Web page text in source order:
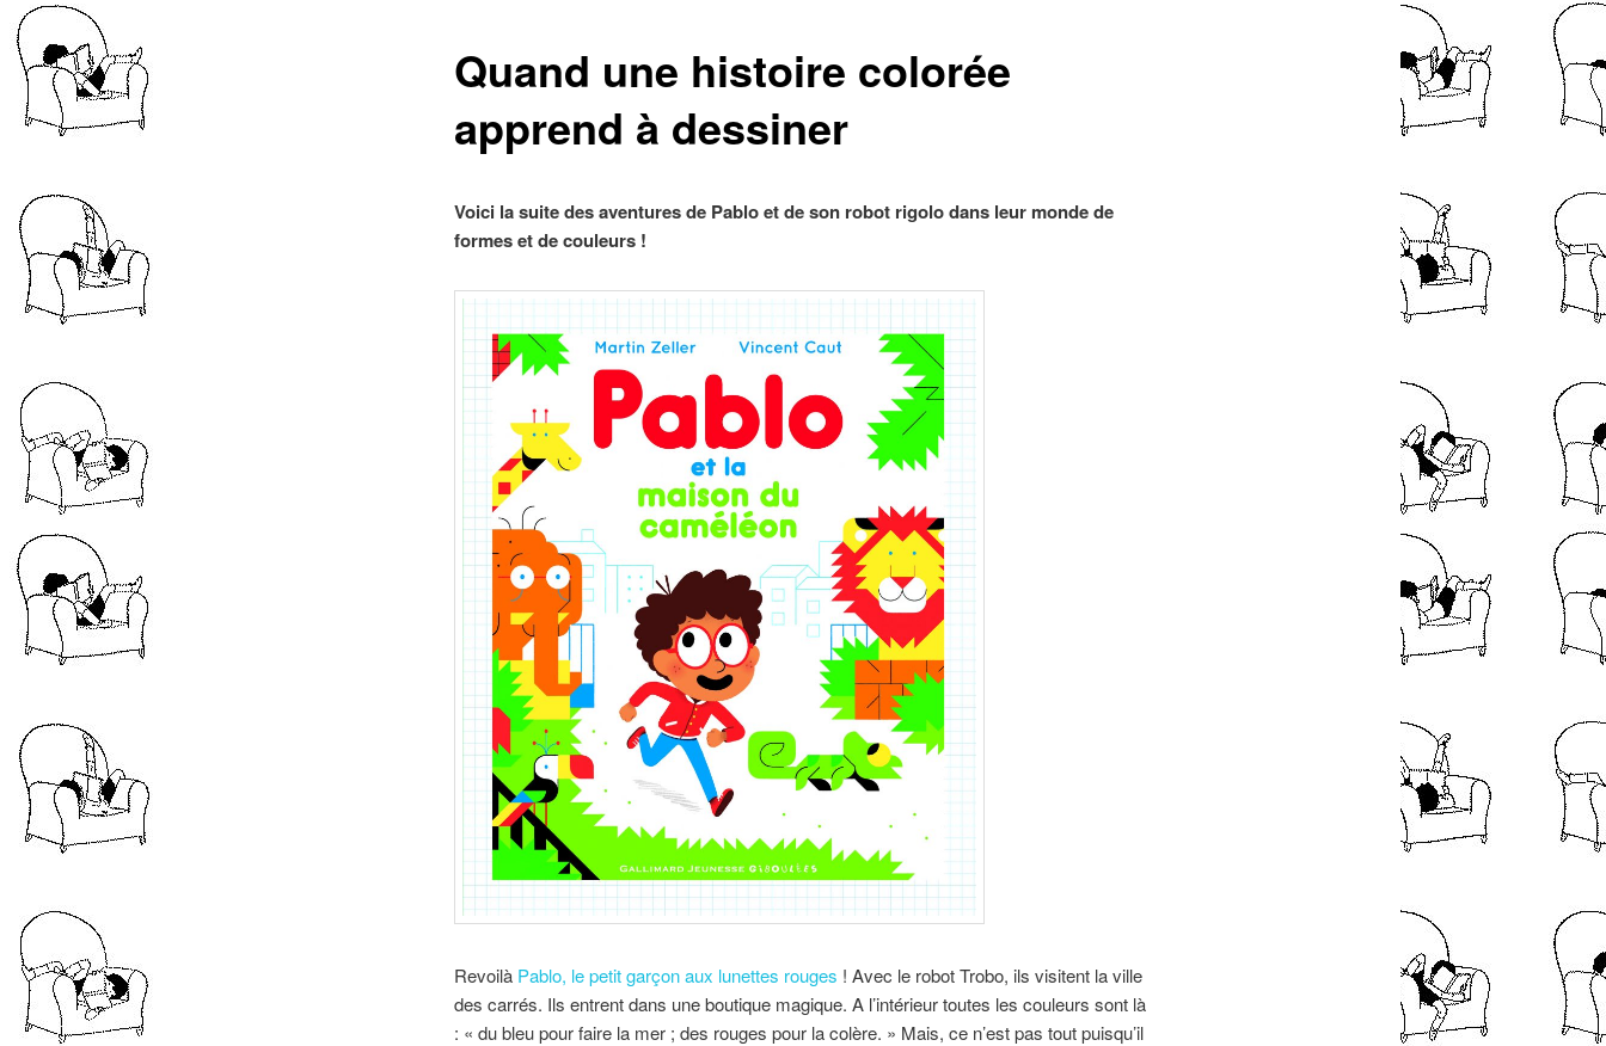
Quand une histoire colorée
apprend à dessiner
Voici la suite des aventures de Pablo et de son robot rigolo dans leur monde de
formes et de couleurs !
Revoilà Pablo, le petit garçon aux lunettes rouges ! Avec le robot Trobo, ils visitent la ville
des carrés. Ils entrent dans une boutique magique. A l’intérieur toutes les couleurs sont là
: « du bleu pour faire la mer ; des rouges pour la colère. » Mais, ce n’est pas tout puisqu’il